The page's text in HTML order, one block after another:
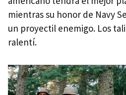
mientras su honor de Navy
un proyectil enemigo. Los
ralentí.